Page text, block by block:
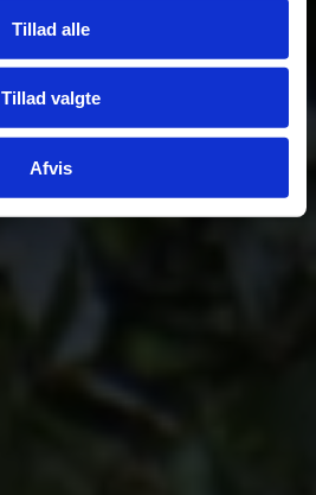
Tillad alle
Tillad valgte
Afvis